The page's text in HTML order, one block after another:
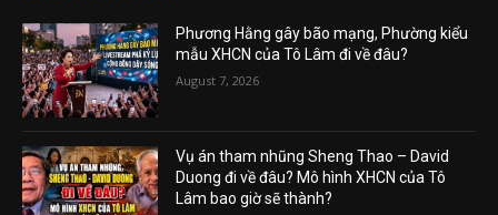
Phương Hằng gây bão mạng, Phường kiểu
mẫu XHCN của Tô Lâm đi về đâu?
August 7, 2026
Vụ án tham nhũng Sheng Thao – David
Duong đi về đâu? Mô hình XHCN của Tô
Lâm bao giờ sẽ thành?